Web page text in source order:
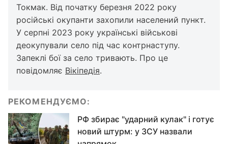
Токмак. Від початку березня 2022 року
російські окупанти захопили населений пункт.
У серпні 2023 року українські військові
деокупували село під час контрнаступу.
Запеклі бої за село тривають. Про це
повідомляє Вікіпедія.
РЕКОМЕНДУЄМО:
РФ збирає "ударний кулак" і готує
новий штурм: у ЗСУ назвали